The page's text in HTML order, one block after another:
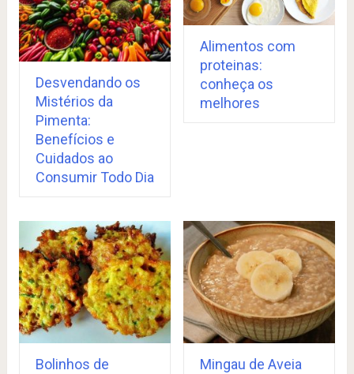
Desvendando os
Mistérios da
Pimenta:
Benefícios e
Cuidados ao
Consumir Todo Dia
Alimentos com
proteinas:
conheça os
melhores
Bolinhos de
Mingau de Aveia